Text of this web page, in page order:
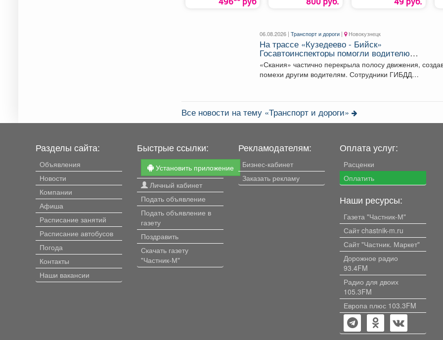
индивидуальной
06.08.2026 |Транспорт и дороги | Новокузнецк
На трассе «Кузедеево - Бийск»
Госавтоинспекторы помогли водителю
застрявшего в кювете грузовика.
«Скания» частично перекрыла полосу движения,
помехи другим водителям. Сотрудники ГИБДД
Все новости на тему «Транспорт и дороги»
Разделы сайта:
Объявления
Новости
Компании
Афиша
Расписание занятий
Расписание автобусов
Погода
Контакты
Наши вакансии
Быстрые ссылки:
Установить приложение
Личный кабинет
Подать объявление
Подать объявление в
газету
Поздравить
Скачать газету
"Частник-М"
Рекламодателям:
Бизнес-кабинет
Заказать рекламу
Оплата услуг:
Расценки
Оплатить
Наши ресурсы:
Газета "Частник-М"
Сайт chastnik-m.ru
Сайт "Частник. Маркет"
Дорожное радио
93.4FM
Радио для двоих
105.3FM
Европа плюс 103.3FM